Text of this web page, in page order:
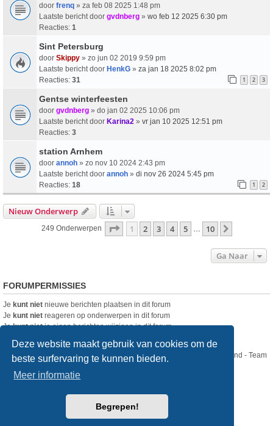
Deze website maakt gebruik van cookies om de
beste surfervaring te kunnen bieden.
Meer informatie
Begrepen!
door frenq » za feb 08 2025 1:48 pm
Laatste bericht door gvdnberg » wo feb 12 2025 6:30 pm
Reacties: 1
Sint Petersburg
door Skippy » zo jun 02 2019 9:59 pm
Laatste bericht door HenkG » za jan 18 2025 8:02 pm
Reacties: 31 1 2 3
Gentse winterfeesten
door gvdnberg » do jan 02 2025 10:06 pm
Laatste bericht door Karina2 » vr jan 10 2025 12:51 pm
Reacties: 3
station Arnhem
door annoh » zo nov 10 2024 2:43 pm
Laatste bericht door annoh » di nov 26 2024 5:45 pm
Reacties: 18 1 2
Nieuw Onderwerp
249 Onderwerpen Pagina Van10
1 2 3 4 5 10
Ga Naar
FORUMPERMISSIES
Je kunt niet nieuwe berichten plaatsen in dit forum
Je kunt niet reageren op onderwerpen in dit forum
Jekunt nietje eigen berichten wijzigen in dit forum
Nikon Club Nederland - Team
Forum
Copyright © Nikon Club Nederland 2023
® Forum Software © phpBB Limited
created by INVENTEA & v12mike